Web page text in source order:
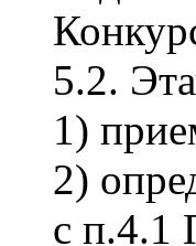
5.2.
1)
2)
с п.4.1